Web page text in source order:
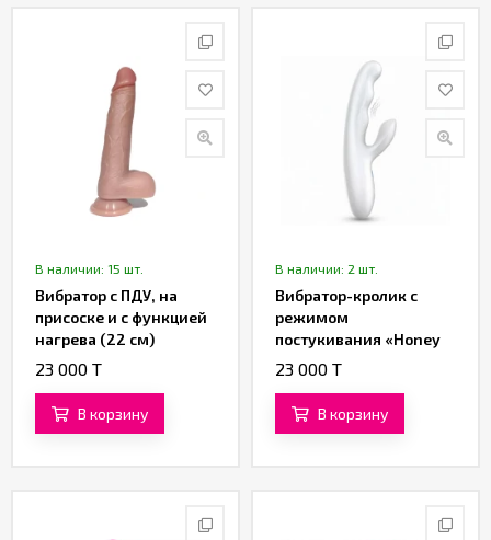
В наличии: 15 шт.
Вибратор с ПДУ, на
присоске и с функцией
нагрева (22 см)
23 000 T
В корзину
В наличии: 2 шт.
Вибратор-кролик с
режимом
постукивания «Honey
Hop» (белый)
23 000 T
В корзину